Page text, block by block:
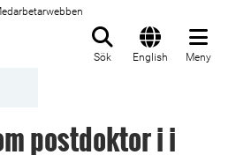
Sök English Meny
postdoktor i i